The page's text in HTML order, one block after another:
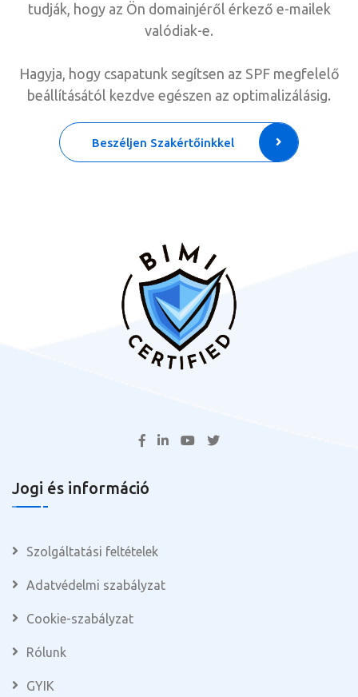
tudják, hogy az Ön domainjéről érkező e-mailek
valódiak-e.
Hagyja, hogy csapatunk segítsen az SPF megfelelő
beállításától kezdve egészen az optimalizálásig.
Beszéljen Szakértőinkkel
Jogi és információ
Szolgáltatási feltételek
Adatvédelmi szabályzat
Cookie-szabályzat
Rólunk
GYIK